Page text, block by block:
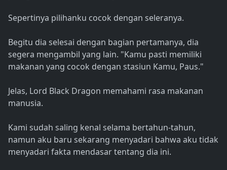
Sepertinya pilihanku cocok dengan seleranya.
Begitu dia selesai dengan bagian pertamanya, dia
segera mengambil yang lain. "Kamu pasti memiliki
makanan yang cocok dengan stasiun Kamu, Paus."
Jelas, Lord Black Dragon memahami rasa makanan
manusia.
Kami sudah saling kenal selama bertahun-tahun,
namun aku baru sekarang menyadari bahwa aku tidak
menyadari fakta mendasar tentang dia ini.